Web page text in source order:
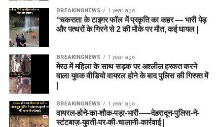
BREAKINGNEWS 1 year ago
“चकराता के टाइगर फॉल में प्रकृति का कहर — भारी पेड़
और पत्थरों के गिरने से 2 की मौके पर मौत, कई घायल |
BREAKINGNEWS 1 year ago
मेरठ में महिला के साथ सड़क पर अश्लील हरकत करने
वाला युवक वीडियो वायरल होने के बाद पुलिस की गिरफ्त में
BREAKINGNEWS 1 year ago
वायरल-होने-का-शौक-पड़ा-भारी-—-देहरादून-पुलिस-ने-
स्टंटबाज़-युवती-पर-की-चालानी-कार्रवाई |